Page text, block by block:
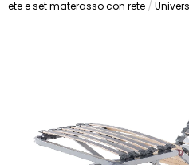
Rete e set materasso con rete